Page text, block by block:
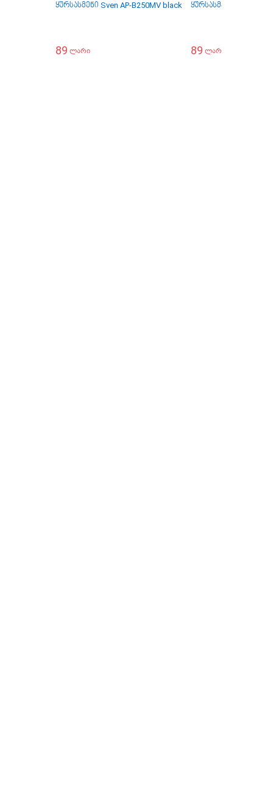
ყურსასმენი Sven AP-B250MV black
89 ლარი
ყურსასმენი Sven
89 ლარი